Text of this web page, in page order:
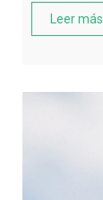
Leer más